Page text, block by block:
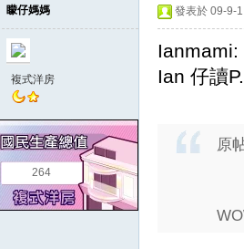
矇仔媽媽
複式洋房
264
發表於 09-9-
Ianmami:
Ian 仔讀
原